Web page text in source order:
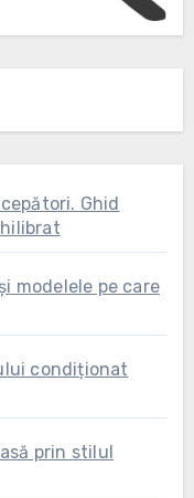
Ghid
modelele pe care
condiționat
prin stilul